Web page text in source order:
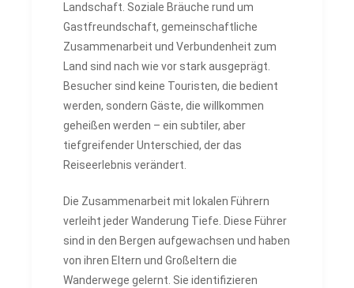
Landschaft. Soziale Bräuche rund um
Gastfreundschaft, gemeinschaftliche
Zusammenarbeit und Verbundenheit zum
Land sind nach wie vor stark ausgeprägt.
Besucher sind keine Touristen, die bedient
werden, sondern Gäste, die willkommen
geheißen werden – ein subtiler, aber
tiefgreifender Unterschied, der das
Reiseerlebnis verändert.
Die Zusammenarbeit mit lokalen Führern
verleiht jeder Wanderung Tiefe. Diese Führer
sind in den Bergen aufgewachsen und haben
von ihren Eltern und Großeltern die
Wanderwege gelernt. Sie identifizieren